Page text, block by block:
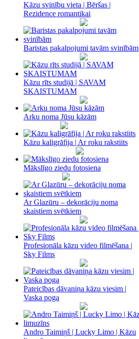
Kāzu svinību vieta | Bēršas |
Rezidence romantikai
Baristas pakalpojumi tavām svinībām
Kāzu rīts studijā | SAVAM
SKAISTUMAM
Arku noma Jūsu kāzām
Kāzu kaligrāfija | Ar roku rakstiits
Mākslīgo ziedu fotosiena
Ar Glazūru – dekorāciju noma
skaistiem svētkiem
Profesionāla kāzu video filmēšana |
Sky Films
Pateicības dāvaniņa kāzu viesim |
Vaska poga
Andro Taimiņš | Lucky Limo | Kāzu